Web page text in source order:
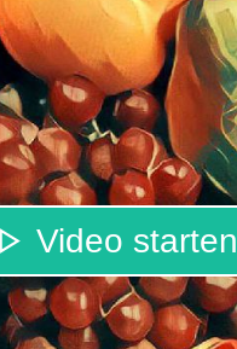
Video starten